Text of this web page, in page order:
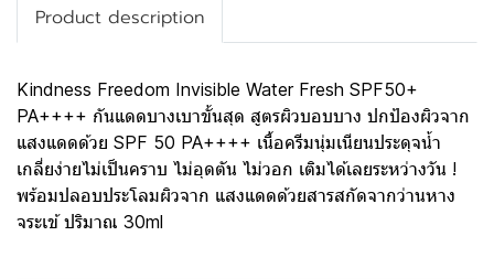
Product description
Kindness Freedom Invisible Water Fresh SPF50+
PA++++ กันแดดบางเบาขั้นสุด สูตรผิวบอบบาง ปกป้องผิวจาก
แสงแดดด้วย SPF 50 PA++++ เนื้อครีมนุ่มเนียนประดุจน้ำ
เกลี่ยง่ายไม่เป็นคราบ ไม่อุดตัน ไม่วอก เติมได้เลยระหว่างวัน !
พร้อมปลอบประโลมผิวจาก แสงแดดด้วยสารสกัดจากว่านหาง
จระเข้ ปริมาณ 30ml